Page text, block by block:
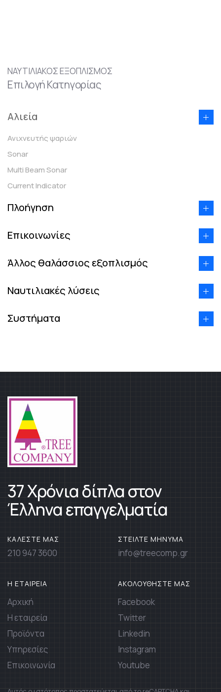
ΝΑΥΤΙΛΙΑΚΟΣ ΕΞΟΠΛΙΣΜΟΣ
Επιλογή Κατηγορίας
Αλιεία
Ανιχνευτής ψαριών
Sonar
Multi Beam Sonar
Current Indicator
Πλοήγηση
Επικοινωνίες
Άλλος θαλάσσιος εξοπλισμός
Ναυτιλιακές λύσεις
Συστήματα
37 Χρόνια δίπλα στον
Έλληνα επαγγελματία
ΚΑΛΕΣΤΕ ΜΑΣ
210 947 3600
ΣΤΕΙΛΤΕ ΜΗΝΥΜΑ
info@treecomp.gr
Η ΕΤΑΙΡΕΙΑ
Αρχική
Η εταιρεία
Προϊόντα
Υπηρεσίες
Επικοινωνία
ΑΚΟΛΟΥΘΗΣΤΕ ΜΑΣ
Facebook
Twitter
Linkedin
Instagram
Youtube